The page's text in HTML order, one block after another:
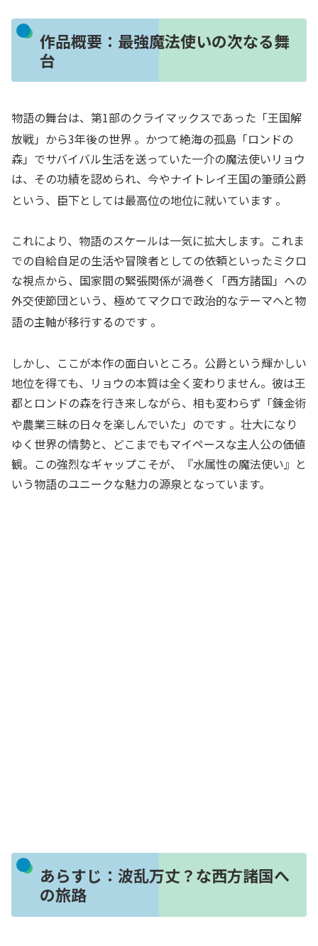
作品概要：最強魔法使いの次なる舞
台
物語の舞台は、第1部のクライマックスであった「王国解
放戦」から3年後の世界 。かつて絶海の孤島「ロンドの
森」でサバイバル生活を送っていた一介の魔法使いリョウ
は、その功績を認められ、今やナイトレイ王国の筆頭公爵
という、臣下としては最高位の地位に就いています 。
これにより、物語のスケールは一気に拡大します。これま
での自給自足の生活や冒険者としての依頼といったミクロ
な視点から、国家間の緊張関係が渦巻く「西方諸国」への
外交使節団という、極めてマクロで政治的なテーマへと物
語の主軸が移行するのです 。
しかし、ここが本作の面白いところ。公爵という輝かしい
地位を得ても、リョウの本質は全く変わりません。彼は王
都とロンドの森を行き来しながら、相も変わらず「錬金術
や農業三昧の日々を楽しんでいた」のです 。壮大になり
ゆく世界の情勢と、どこまでもマイペースな主人公の価値
観。この強烈なギャップこそが、『水属性の魔法使い』と
いう物語のユニークな魅力の源泉となっています。
あらすじ：波乱万丈？な西方諸国へ
の旅路